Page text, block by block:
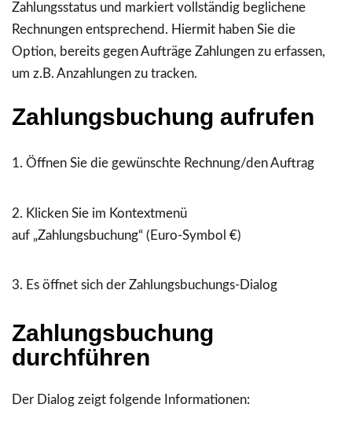
Zahlungsstatus und markiert vollständig beglichene
Rechnungen entsprechend. Hiermit haben Sie die
Option, bereits gegen Aufträge Zahlungen zu erfassen,
um z.B. Anzahlungen zu tracken.
Zahlungsbuchung aufrufen
Öffnen Sie die gewünschte Rechnung/den Auftrag
Klicken Sie im Kontextmenü
auf „Zahlungsbuchung“ (Euro-Symbol €)
Es öffnet sich der Zahlungsbuchungs-Dialog
Zahlungsbuchung
durchführen
Der Dialog zeigt folgende Informationen: